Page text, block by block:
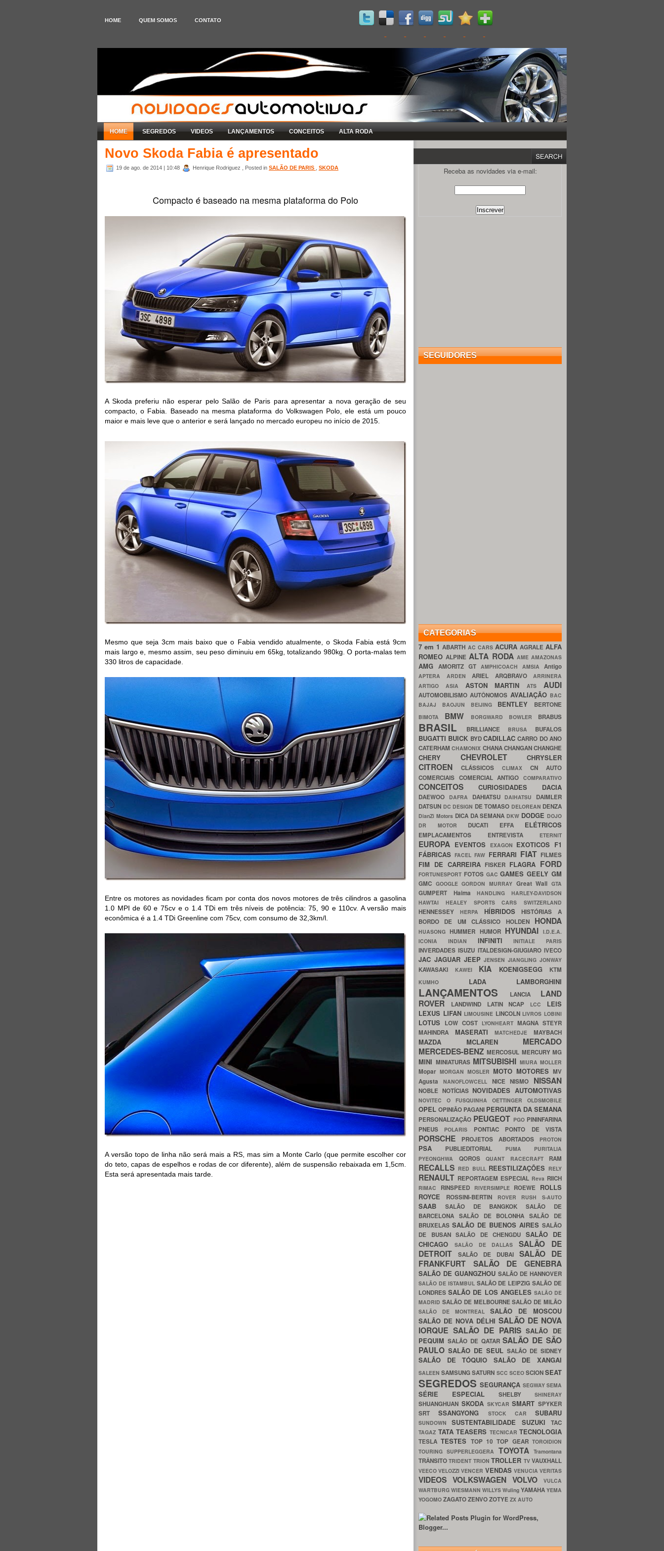
HOME QUEM SOMOS CONTATO
HOME SEGREDOS VIDEOS LANÇAMENTOS CONCEITOS ALTA RODA
Novo Skoda Fabia é apresentado
19 de ago. de 2014 | 10:48 Henrique Rodriguez , Posted in SALÃO DE PARIS SKODA
Compacto é baseado na mesma plataforma do Polo
A Skoda preferiu não esperar pelo Salão de Paris para apresentar a nova geração de seu
compacto, o Fabia. Baseado na mesma plataforma do Volkswagen Polo, ele está um pouco
maior e mais leve que o anterior e será lançado no mercado europeu no início de 2015.
Mesmo que seja 3cm mais baixo que o Fabia vendido atualmente, o Skoda Fabia está 9cm
mais largo e, mesmo assim, seu peso diminuiu em 65kg, totalizando 980kg. O porta-malas tem
330 litros de capacidade.
Entre os motores as novidades ficam por conta dos novos motores de três cilindros a gasolina
1.0 MPI de 60 e 75cv e o 1.4 TDi em três níveis de potência: 75, 90 e 110cv. A versão mais
econômica é a 1.4 TDi Greenline com 75cv, com consumo de 32,3km/l.
A versão topo de linha não será mais a RS, mas sim a Monte Carlo (que permite escolher cor
do teto, capas de espelhos e rodas de cor diferente), além de suspensão rebaixada em 1,5cm.
Esta será apresentada mais tarde.
Receba as novidades via e-mail:
SEGUIDORES
CATEGORIAS
7 em 1ABARTH AC CARS ACURA AGRALE ALFA
ROMEOALPINEALTA RODA AME AMAZONAS
AMG AMORITZ GT AMPHICOACH AMSIA Antigo
APTERA ARDEN ARIEL ARQBRAVO ARRINERA
ARTIGO ASIA ASTON MARTINATS AUDI
AUTOMOBILISMOAUTÔNOMOS AVALIAÇÃO BAC
BAJAJ BAOJUN BEIJING BENTLEY BERTONE
BIMOTA BMW BORGWARD BOWLER BRABUS
BRASIL BRILLIANCE BRUSA BUFALOS
BUGATTI BUICK BYDCADILLACCARRO DO ANO
CATERHAMCHAMONIX CHANACHANGANCHANGHE
CHERY CHEVROLET CHRYSLER
CITROEN CLÁSSICOS CLIMAX CN AUTO
COMERCIAIS COMERCIAL ANTIGOCOMPARATIVO
CONCEITOS CURIOSIDADES DACIA
DAEWOO DAFRA DAHIATSU DAIHATSU DAIMLER
DATSUN DC DESIGN DE TOMASO DELOREAN DENZA
DianZi Motors DICA DA SEMANA DKW DODGE DOJO
DR MOTOR DUCATI EFFA ELÉTRICOS
EMPLACAMENTOS ENTREVISTA ETERNIT
EUROPA EVENTOS EXAGON EXOTICOS F1
FÁBRICASFACELFAW FERRARI FIAT FILMES
FIM DE CARREIRA FISKER FLAGRA FORD
FORTUNESPORT FOTOS GACGAMESGEELYGM
GMC GOOGLEGORDON MURRAY Great WallGTA
GUMPERT HaimaHANDLINGHARLEY-DAVIDSON
HAWTAI HEALEY SPORTS CARS SWITZERLAND
HENNESSEY HERPA HÍBRIDOSHISTÓRIAS A
BORDO DE UM CLÁSSICO HOLDEN HONDA
HUASONGHUMMER HUMOR HYUNDAI I.D.E.A.
ICONIA INDIAN INFINITIINITIALE PARIS
INVERDADESISUZU ITALDESIGN-GIUGIAROIVECO
JAC JAGUAR JEEPJENSENJIANGLINGJONWAY
KAWASAKI KAWEI KIA KOENIGSEGG KTM
KUMHO LADA LAMBORGHINI
LANÇAMENTOS LANCIA LAND
ROVER
LANDWIND LATIN NCAP LCC LEIS
LEXUS LIFAN LIMOUSINE LINCOLN LIVROS LOBINI
LOTUS LOW COST LYONHEART MAGNA STEYR
MAHINDRA MASERATIMATCHEDJEMAYBACH
MAZDA MCLAREN MERCADO
MERCEDES-BENZMERCOSUL MERCURYMG
MINI MINIATURAS MITSUBISHI MIURA MOLLER
Mopar MORGAN MOSLER MOTO MOTORES MV
Agusta NANOFLOWCELL NICENISMO NISSAN
NOBLE NOTÍCIAS NOVIDADES AUTOMOTIVAS
NOVITEC O FUSQUINHA OETTINGER OLDSMOBILE
OPEL OPINIÃO PAGANI PERGUNTA DA SEMANA
PERSONALIZAÇÃO PEUGEOT PGO PININFARINA
PNEUS
POLARIS PONTIAC PONTO DE VISTA
PORSCHE PROJETOS ABORTADOS PROTON
PSA PUBLIEDITORIAL PUMA PURITALIA
PYEONGHWA QOROS QUANT RACECRAFT RAM
RECALLS RED BULL REESTILIZAÇÕES RELY
RENAULT REPORTAGEM ESPECIAL Reva RIICH
RIMAC RINSPEED RIVERSIMPLE ROEWE ROLLS
ROYCE
ROSSINI-BERTIN ROVER RUSH S-AUTO
SAAB SALÃO DE BANGKOKSALÃO DE
BARCELONA SALÃO DE BOLONHASALÃO DE
BRUXELAS SALÃO DE BUENOS AIRES SALÃO
DE BUSAN SALÃO DE CHENGDU SALÃO DE
CHICAGO
SALÃO DE DALLASSALÃO DE
DETROIT
SALÃO DE DUBAI SALÃO DE
FRANKFURT SALÃO DE GENEBRA
SALÃO DE GUANGZHOU SALÃO DE HANNOVER
SALÃO DE ISTAMBUL SALÃO DE LEIPZIGSALÃO DE
LONDRESSALÃO DE LOS ANGELES SALÃO DE
MADRID SALÃO DE MELBOURNESALÃO DE MILÃO
SALÃO DE MONTREAL SALÃO DE MOSCOU
SALÃO DE NOVA DÉLHI SALÃO DE NOVA
IORQUE SALÃO DE PARISSALÃO DE
PEQUIM SALÃO DE QATARSALÃO DE SÃO
PAULO SALÃO DE SEUL SALÃO DE SIDNEY
SALÃO DE TÓQUIO SALÃO DE XANGAI
SALEENSAMSUNGSATURN SCC SCEO SCIONSEAT
SEGREDOSSEGURANÇA SEGWAYSEMA
SÉRIE ESPECIAL SHELBY SHINERAY
SHUANGHUAN SKODA SKYCARSMART SPYKER
SRTSSANGYONG STOCK CAR SUBARU
SUNDOWNSUSTENTABILIDADE SUZUKITAC
TAGAZ TATA TEASERS TECNICAR TECNOLOGIA
TESLATESTES TOP 10TOP GEARTOROIDION
TOURING SUPPERLEGGERA TOYOTATramontana
TRÂNSITOTRIDENT TRIONTROLLER TVVAUXHALL
VEECOVELOZZIVENCER VENDAS VENUCIAVERITAS
VIDEOS VOLKSWAGEN VOLVO
VULCA
WARTBURG WIESMANN WILLYS Wuling YAMAHA YEMA
YOGOMO ZAGATOZENVOZOTYE ZX AUTO